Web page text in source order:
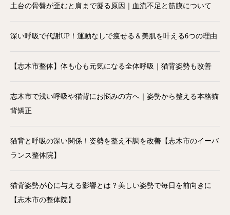
土台の骨盤が歪むと肩まで凝る原因｜血流不足と筋膜について
深い呼吸で代謝UP！運動なしで痩せる＆美肌を叶える6つの理由
【志木市整体】体も心も元気になる全体呼吸｜猫背姿勢も改善
志木市で浅い呼吸や猫背にお悩みの方へ｜姿勢から整える本格猫
背矯正
猫背と呼吸の深い関係！姿勢を整え不調を改善【志木市のイーバ
ランス整体院】
猫背姿勢が心に与える影響とは？美しい姿勢で毎日を前向きに
【志木市の整体院】